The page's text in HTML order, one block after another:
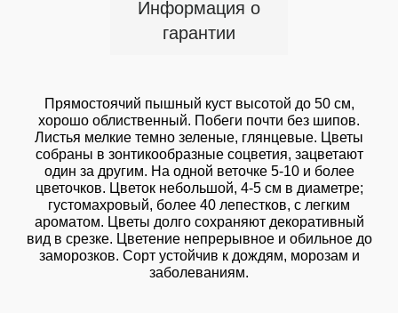
Информация о
гарантии
Прямостоячий пышный куст высотой до 50 см,
хорошо облиственный. Побеги почти без шипов.
Листья мелкие темно зеленые, глянцевые. Цветы
собраны в зонтикообразные соцветия, зацветают
один за другим. На одной веточке 5-10 и более
цветочков. Цветок небольшой, 4-5 см в диаметре;
густомахровый, более 40 лепестков, с легким
ароматом. Цветы долго сохраняют декоративный
вид в срезке. Цветение непрерывное и обильное до
заморозков. Сорт устойчив к дождям, морозам и
заболеваниям.